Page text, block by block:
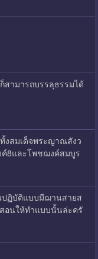
สามารถบรรลุธรรมได้
งสมเด็จพระญาณสังว
ค์8และโพชฌงค์สมบูร
ปฏิบัติแบบมีฌานสายส
อนให้ทำแบบนั้นล่ะครั